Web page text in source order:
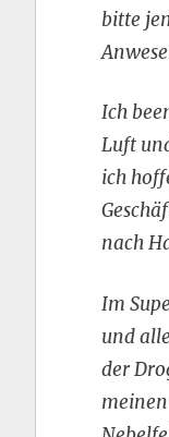
bitte
Ich
Luft
ich
nach
Im
und
der